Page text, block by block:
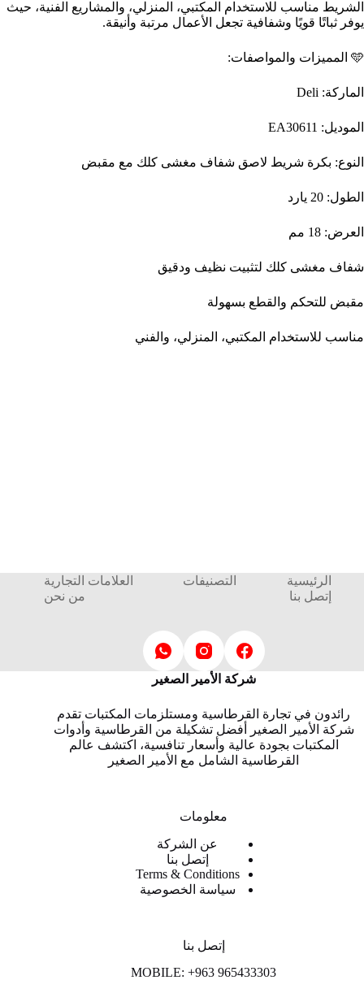
الشريط مناسب للاستخدام المكتبي، المنزلي، والمشاريع الفنية، حيث
يوفر ثباتًا قويًا وشفافية تجعل الأعمال مرتبة وأنيقة.
🩵 المميزات والمواصفات:
الماركة: Deli
الموديل: EA30611
النوع: بكرة شريط لاصق شفاف مغشى كلك مع مقبض
الطول: 20 يارد
العرض: 18 مم
شفاف مغشى كلك لتثبيت نظيف ودقيق
مقبض للتحكم والقطع بسهولة
مناسب للاستخدام المكتبي، المنزلي، والفني
الرئيسية التصنيفات
العلامات التجارية
إتصل بنا
من نحن
شركة الأمير الصغير
رائدون في تجارة القرطاسية ومستلزمات المكتبات تقدم
شركة الأمير الصغير أفضل تشكيلة من القرطاسية وأدوات
المكتبات بجودة عالية وأسعار تنافسية، اكتشف عالم
القرطاسية الشامل مع الأمير الصغير
معلومات
عن الشركة
إتصل بنا
Terms & Conditions
سياسة الخصوصية
إتصل بنا
MOBILE: +963 965433303